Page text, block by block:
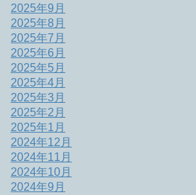
2025年9月
2025年8月
2025年7月
2025年6月
2025年5月
2025年4月
2025年3月
2025年2月
2025年1月
2024年12月
2024年11月
2024年10月
2024年9月